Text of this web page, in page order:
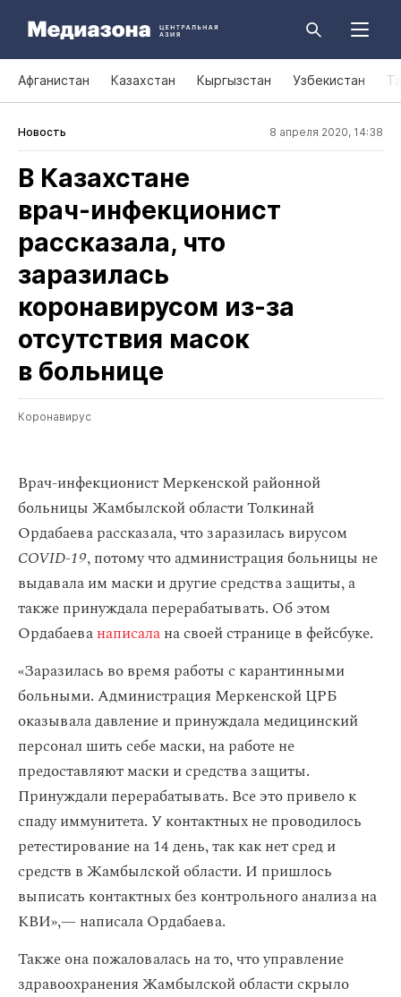
Афганистан Казахстан Кыргызстан Узбекистан
Новость 8 апреля 2020, 14:38
В Казахстане
врач‑инфекционист
рассказала, что
заразилась
коронавирусом из‑за
отсутствия масок
в больнице
Коронавирус
Врач-инфекционист Меркенской районной
больницы Жамбылской области Толкинай
Ордабаева рассказала, что заразилась вирусом
COVID-19, потому что администрация больницы не
выдавала им маски и другие средства защиты, а
также принуждала перерабатывать. Об этом
Ордабаеванаписалана своей странице в фейсбуке.
«Заразилась во время работы с карантинными
больными. Администрация Меркенской ЦРБ
оказывала давление и принуждала медицинский
персонал шить себе маски, на работе не
предоставляют маски и средства защиты.
Принуждали перерабатывать. Все это привело к
спаду иммунитета. У контактных не проводилось
ретестирование на 14 день, так как нет сред и
средств в Жамбылской области. И пришлось
выписать контактных без контрольного анализа на
КВИ»,— написала Ордабаева.
Также она пожаловалась на то, что управление
здравоохранения Жамбылской области скрыло